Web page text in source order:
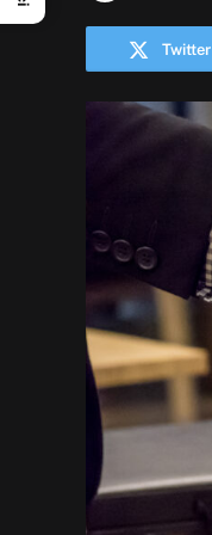
Twitter